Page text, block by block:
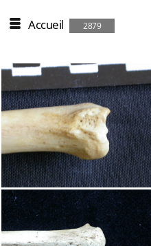
Accueil 2879